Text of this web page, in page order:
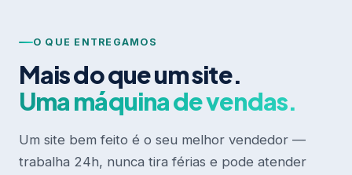
O QUE ENTREGAMOS
Mais do que um site.
Uma máquina de vendas.
Um site bem feito é o seu melhor vendedor —
trabalha 24h, nunca tira férias e pode atender